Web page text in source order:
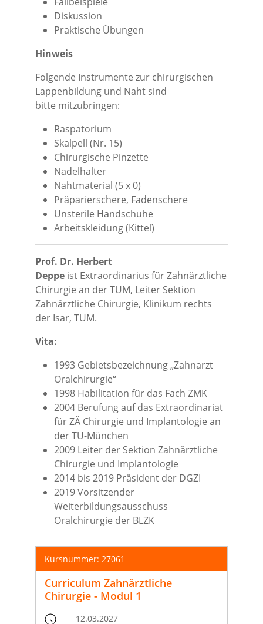
Diskussion
Praktische Übungen
Hinweis
Folgende Instrumente zur chirurgischen
Lappenbildung und Naht sind
bitte mitzubringen:
Raspatorium
Skalpell (Nr. 15)
Chirurgische Pinzette
Nadelhalter
Nahtmaterial (5 x 0)
Präparierschere, Fadenschere
Unsterile Handschuhe
Arbeitskleidung (Kittel)
Prof. Dr. Herbert
Deppe ist Extraordinarius für Zahnärztliche
Chirurgie an der TUM, Leiter Sektion
Zahnärztliche Chirurgie, Klinikum rechts
der Isar, TUM.
Vita:
1993 Gebietsbezeichnung „Zahnarzt
Oralchirurgie“
1998 Habilitation für das Fach ZMK
2004 Berufung auf das Extraordinariat
für ZÄ Chirurgie und Implantologie an
der TU-München
2009 Leiter der Sektion Zahnärztliche
Chirurgie und Implantologie
2014 bis 2019 Präsident der DGZI
2019 Vorsitzender
Weiterbildungsausschuss
Oralchirurgie der BLZK
Kursnummer: 27061
Curriculum Zahnärztliche
Chirurgie - Modul 1
12.03.2027